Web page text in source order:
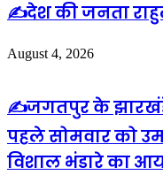
✍️देश की जनता
August 4, 2026
✍️जगतपुर के
पहले सोमवार को
विशाल भंडारे का